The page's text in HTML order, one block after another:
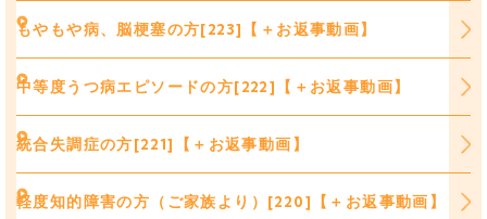
もやもや病、脳梗塞の方[223]【＋お返事動画】
中等度うつ病エピソードの方[222]【＋お返事動画】
統合失調症の方[221]【＋お返事動画】
軽度知的障害の方（ご家族より）[220]【＋お返事動画】